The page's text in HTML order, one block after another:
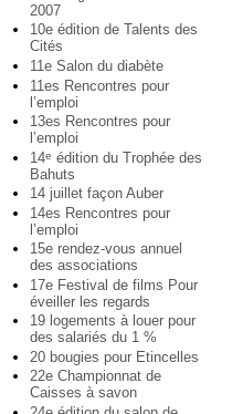
2007
10e édition de Talents des
Cités
11e Salon du diabète
11es Rencontres pour
l’emploi
13es Rencontres pour
l’emploi
14e édition du Trophée des
Bahuts
14 juillet façon Auber
14es Rencontres pour
l’emploi
15e rendez-vous annuel
des associations
17e Festival de films Pour
éveiller les regards
19 logements à louer pour
des salariés du 1 %
20 bougies pour Etincelles
22e Championnat de
Caisses à savon